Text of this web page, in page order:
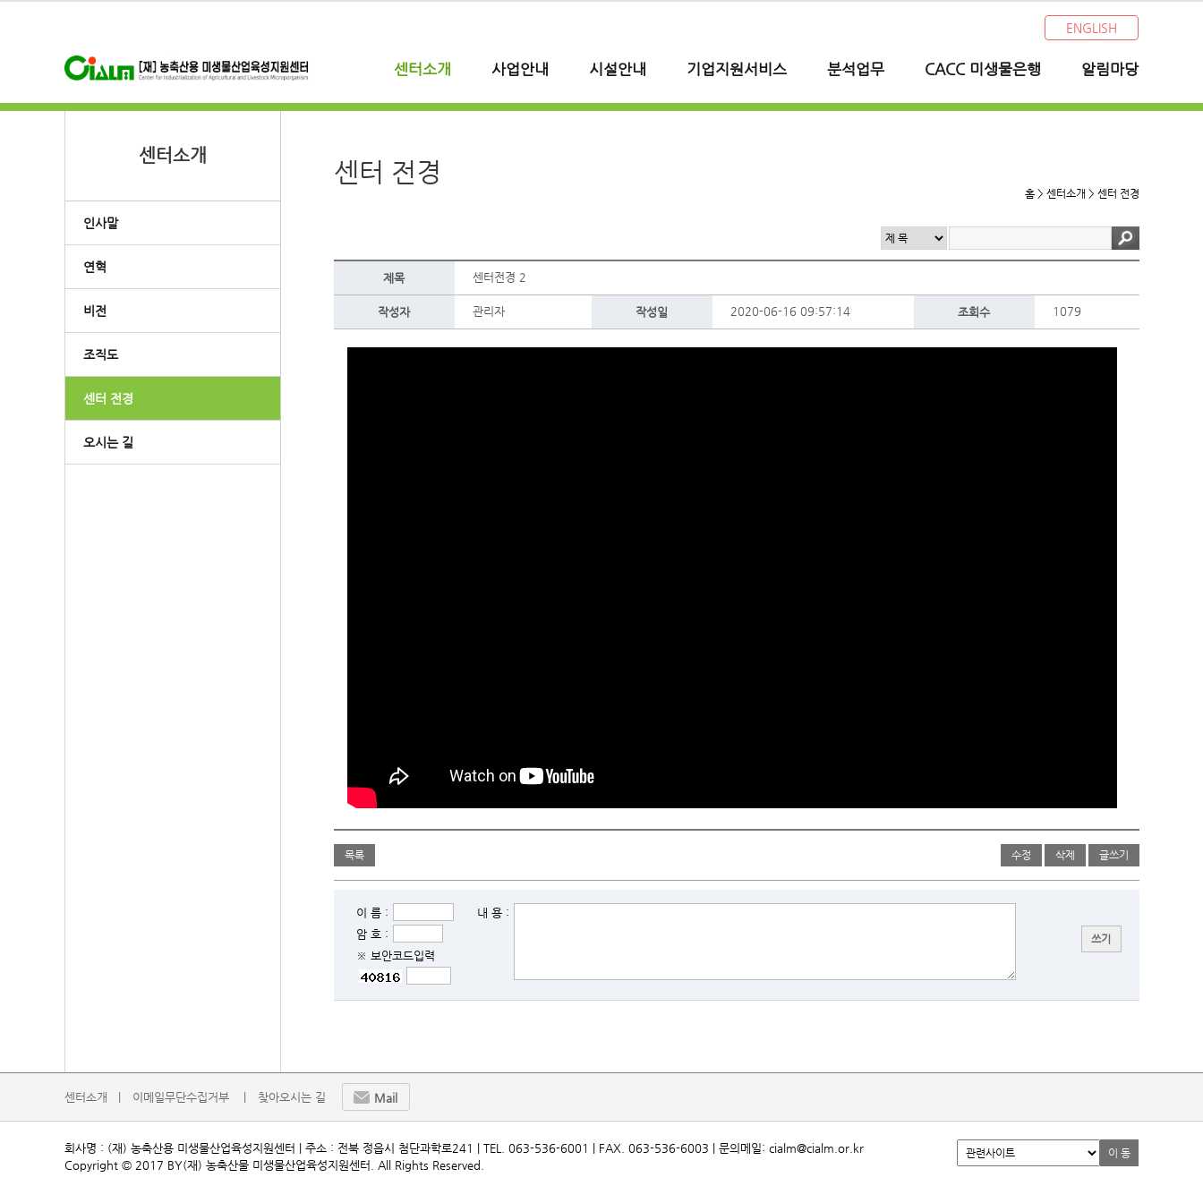
ENGLISH
센터소개 사업안내 시설안내 기업지원서비스 분석업무 CACC 미생물은행 알림마당
센터 전경
홈 > 센터소개 > 센터 전경
제목 센터전경 2
작성자 관리자 작성일 2020-06-16 09:57:14 조회수 1079
목록 수정 삭제 글쓰기
이 름 :
암 호 :
※ 보안코드입력
내 용 :
센터소개
인사말
연혁
비전
조직도
센터 전경
오시는 길
센터소개   | 이메일무단수집거부    | 찾아오시는 길 Mail
회사명 : (재) 농축산용 미생물산업육성지원센터 | 주소 : 전북 정읍시 첨단과학로241 | TEL. 063-536-6001 | FAX. 063-536-6003 | 문의메일: cialm@cialm.or.kr
Copyright © 2017 BY(재) 농축산물 미생물산업육성지원센터. All Rights Reserved.
이 동